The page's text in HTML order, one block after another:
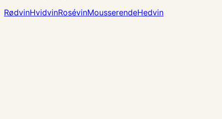
RødvinHvidvinRosévinMousserendeHedvin